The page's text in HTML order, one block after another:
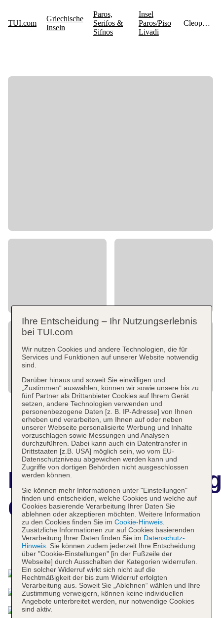
Cleopatra Homes
Das bietet Ihre Unterkunft
Ihre Entscheidung – Ihr Nutzungserlebnis
bei TUI.com
Wir nutzen Cookies und andere Technologien, die für
Services und Funktionen auf unserer Website notwendig
sind.
Darüber hinaus und soweit Sie einwilligen und
„Zustimmen“ auswählen, können wir sowie unsere bis zu
fünf Partner als Drittanbieter Cookies auf Ihrem Gerät
setzen, andere Technologien verwenden und
personenbezogene Daten [z. B. IP-Adresse] von Ihnen
erheben und verarbeiten, um Ihnen auf oder neben
unserer Webseite personalisierte Werbung und Inhalte
vorzuschlagen sowie Messungen und Analysen
durchzuführen. Dabei kann auch ein Datentransfer in
Drittstaaten [z.B. USA] möglich sein, wo vom EU-
Datenschutzniveau abgewichen werden kann und
Zugriffe von dortigen Behörden nicht ausgeschlossen
werden können.
Sie können mehr Informationen unter "Einstellungen"
finden und entscheiden, welche Cookies und welche auf
Cookies basierende Verarbeitung Ihrer Daten Sie
ablehnen oder akzeptieren möchten. Weitere Information
zu den Cookies finden Sie im Cookie-Hinweis.
Zusätzliche Informationen zur auf Cookies basierenden
Verarbeitung Ihrer Daten finden Sie im Datenschutz-
Hinweis. Sie können zudem jederzeit Ihre Entscheidung
über "Cookie-Einstellungen" [in der Fußzeile der
Webseite] durch Ausschalten der Kategorien widerrufen.
Ein solcher Widerruf wirkt sich nicht auf die
Rechtmäßigkeit der bis zum Widerruf erfolgten
Verarbeitung aus. Soweit Sie „Ablehnen“ wählen und Ihre
Zustimmung verweigern, können keine individuellen
Angebote unterbreitet werden, nur notwendige Cookies
sind aktiv.